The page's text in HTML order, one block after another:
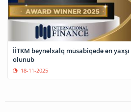
İİTKM beynəlxalq müsabiqədə ən
olunub
18-11-2025